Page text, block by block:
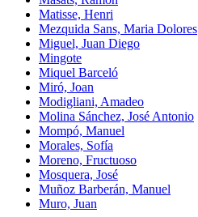
Matisse, Henri
Mezquida Sans, Maria Dolores
Miguel, Juan Diego
Mingote
Miquel Barceló
Miró, Joan
Modigliani, Amadeo
Molina Sánchez, José Antonio
Mompó, Manuel
Morales, Sofía
Moreno, Fructuoso
Mosquera, José
Muñoz Barberán, Manuel
Muro, Juan